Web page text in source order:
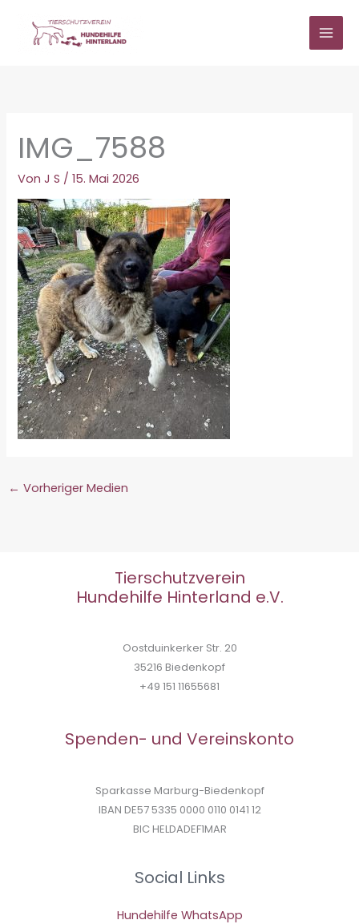
springen
IMG_7588
VonJ S /15. Mai 2026
← Vorheriger Medien
Tierschutzverein
Hundehilfe Hinterland e.V.
Oostduinkerker Str. 20
35216 Biedenkopf
+49 151 11655681
Spenden- und Vereinskonto
Sparkasse Marburg-Biedenkopf
IBAN DE57 5335 0000 0110 0141 12
BIC HELDADEF1MAR
Social Links
Hundehilfe WhatsApp